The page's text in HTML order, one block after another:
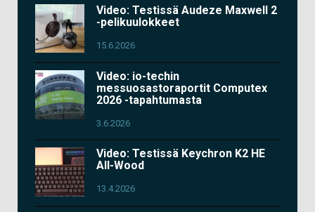
Video: Testissä Audeze Maxwell 2
-pelikuulokkeet
15.6.2026
Video: io-techin
messuosastoraportit Computex
2026 -tapahtumasta
3.6.2026
Video: Testissä Keychron K2 HE
All-Wood
13.4.2026